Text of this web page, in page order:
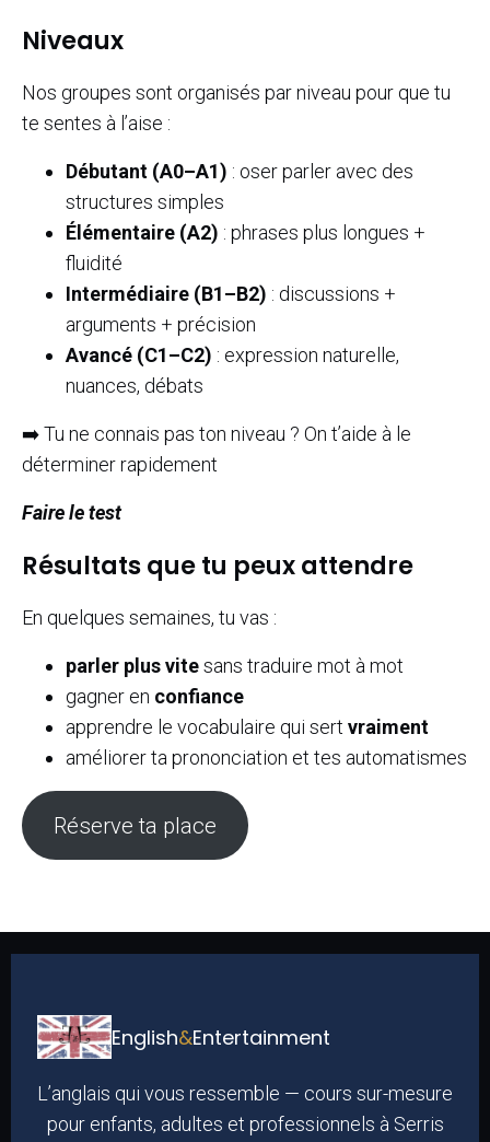
Niveaux
Nos groupes sont organisés par niveau pour que tu
te sentes à l’aise :
Débutant (A0–A1) : oser parler avec des
structures simples
Élémentaire (A2) : phrases plus longues +
fluidité
Intermédiaire (B1–B2) : discussions +
arguments + précision
Avancé (C1–C2) : expression naturelle,
nuances, débats
➡️ Tu ne connais pas ton niveau ? On t’aide à le
déterminer rapidement
Faire le test
Résultats que tu peux attendre
En quelques semaines, tu vas :
parler plus vitesans traduire mot à mot
gagner en confiance
apprendre le vocabulaire qui sert vraiment
améliorer ta prononciation et tes automatismes
Réserve ta place
English&Entertainment
L’anglais qui vous ressemble — cours sur-mesure
pour enfants, adultes et professionnels à Serris